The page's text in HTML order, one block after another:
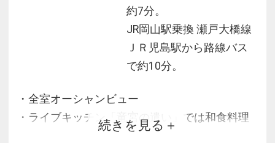
約7分。
JR岡山駅乗換 瀬戸大橋線
ＪＲ児島駅から路線バス
で約10分。
・全室オーシャンビュー
・ライブキッチン「竜宮の遣い」では和食料理
人ができたてのお料理をご用意！
続きを見る